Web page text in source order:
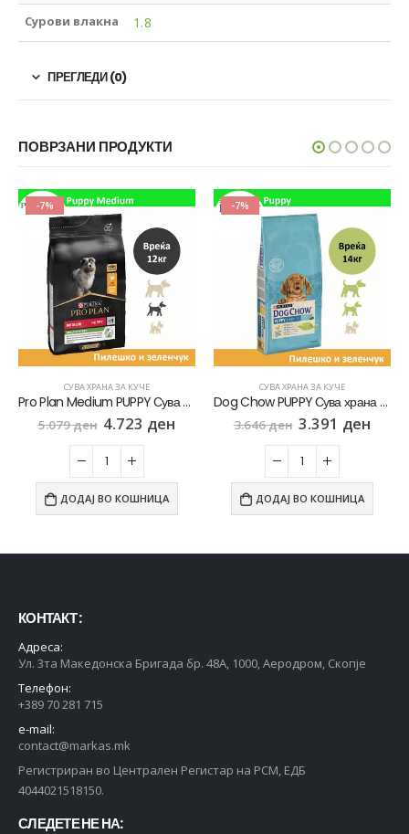
Сурови влакна 1.8
ПРЕГЛЕДИ (0)
ПОВРЗАНИ ПРОДУКТИ
-7%
СУВА ХРАНА ЗА КУЧЕ
Pro Plan Medium PUPPY Сува храна за Кученца од Среден раст со Пилешко [Вреќа 12кг]
5.079ден 4.723 ден
ДОДАЈ ВО КОШНИЦА
-7%
СУВА ХРАНА ЗА КУЧЕ
Dog Chow PUPPY Сува храна за Кученца со Пилешко [Вреќа 14кг]
3.646ден 3.391 ден
ДОДАЈ ВО КОШНИЦА
КОНТАКТ :
Адреса:
Ул. 3та Македонска Бригада бр. 48А, 1000, Аеродром, Скопје
Телефон:
+389 70 281 715
e-mail:
contact@markas.mk
Регистриран во Централен Регистар на РСМ, ЕДБ
4044021518150.
СЛЕДЕТЕ НЕ НА: